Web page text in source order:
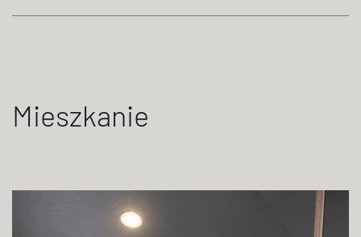
Mieszkanie